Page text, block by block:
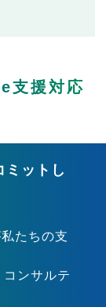
支援対応
ミットし
たちの支
ンサルテ